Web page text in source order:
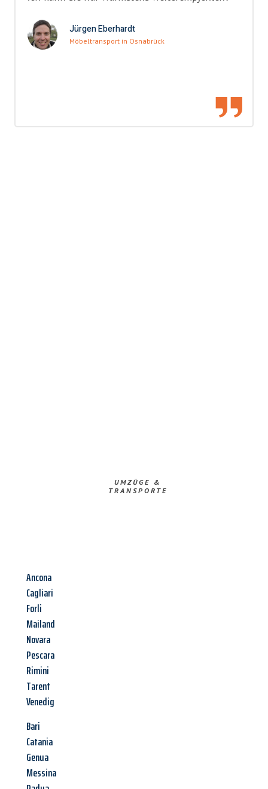
Jürgen Eberhardt
Möbeltransport in Osnabrück
UMZÜGE &
TRANSPORTE
Ancona
Cagliari
Forli
Mailand
Novara
Pescara
Rimini
Tarent
Venedig
Bari
Catania
Genua
Messina